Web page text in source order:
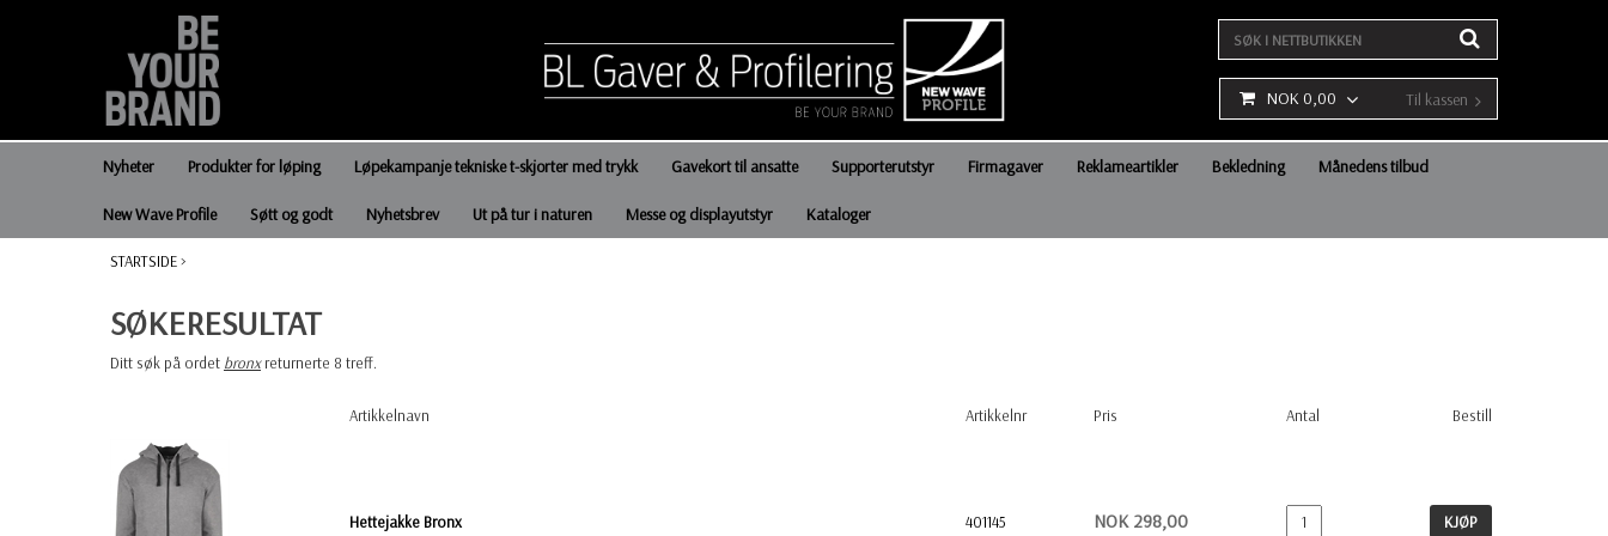
NOK 0,00 Til kassen
Nyheter Produkter for løping Løpekampanje tekniske t-skjorter med trykk Gavekort til ansatte Supporterutstyr Firmagaver Reklameartikler Bekledning Månedens tilbud
New Wave Profile Søtt og godt Nyhetsbrev Ut på tur i naturen Messe og displayutstyr Kataloger
STARTSIDE>
SØKERESULTAT
Ditt søk på ordet bronxreturnerte 8 treff.
Artikkelnavn Artikkelnr Pris Antal Bestill
Hettejakke Bronx 401145 NOK 298,00 KJØP